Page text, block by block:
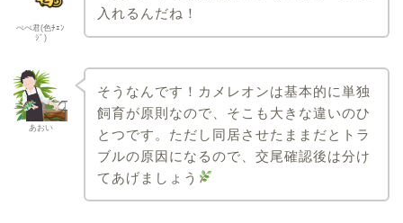
ぺぺ君(色ﾁｪﾝ
ｼﾞ)
入れるんだね！
あおい
そうなんです！カメレオンは基本的に単独
飼育が原則なので、そこも大きな違いのひ
とつです。ただし同居させたままだとトラ
ブルの原因になるので、交尾確認後は分け
てあげましょう